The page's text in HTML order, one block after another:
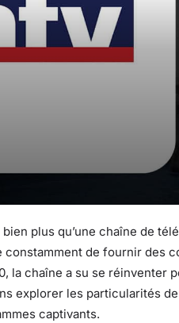
plus qu’une chaîne de
constamment de fournir des
la chaîne a su se réinventer
explorer les particularités
captivants.